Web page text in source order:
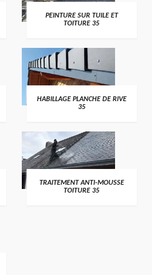
PEINTURE SUR TUILE ET
TOITURE 35
HABILLAGE PLANCHE DE RIVE
35
TRAITEMENT ANTI-MOUSSE
TOITURE 35